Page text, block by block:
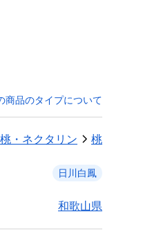
商品のタイプについて
桃・ネクタリン 桃
日川白鳳
和歌山県